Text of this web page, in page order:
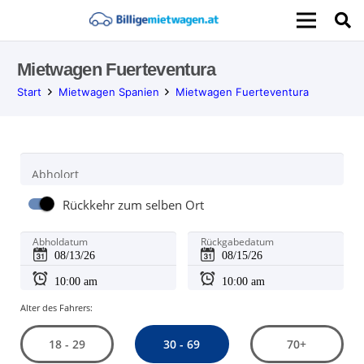
Mietwagen Fuerteventura
Start Mietwagen Spanien Mietwagen Fuerteventura
Abholort
Rückkehr zum selben Ort
Abholdatum Rückgabedatum
Alter des Fahrers:
18 - 29 30 - 69 70+